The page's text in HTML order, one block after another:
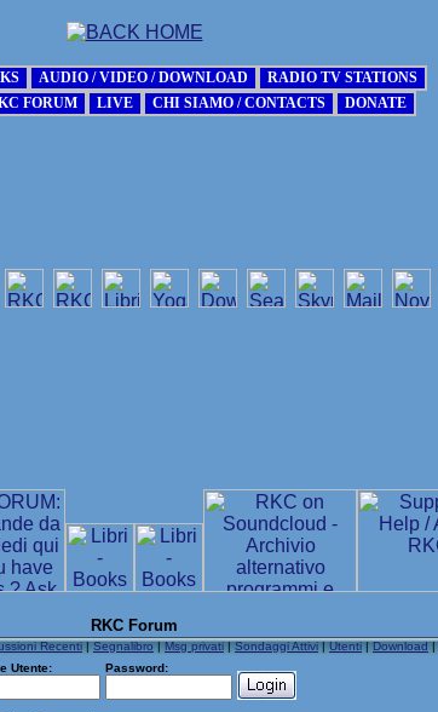
RKC Forum
Recenti|Segnalibro|Msg privati|Sondaggi Attivi|Utenti|Download|
Utente:
Password: